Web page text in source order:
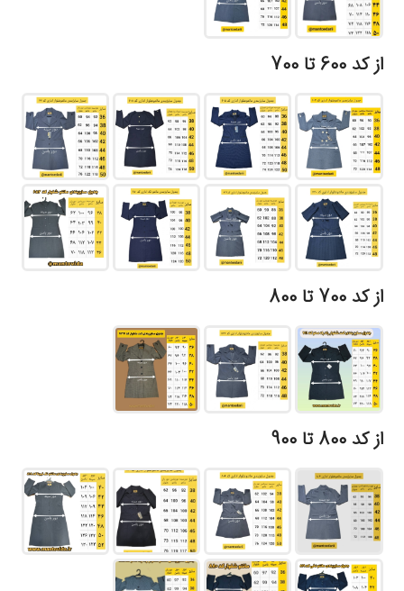
از کد 600 تا 700
از کد 700 تا 800
از کد 800 تا 900